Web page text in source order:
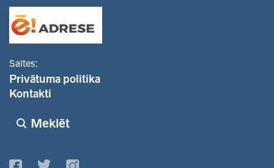
Saites:
Privātuma politika
Kontakti
Meklēt